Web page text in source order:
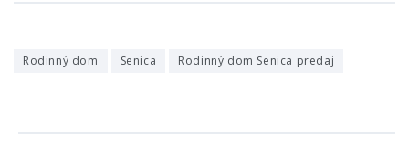
Rodinný dom Senica Rodinný dom Senica predaj